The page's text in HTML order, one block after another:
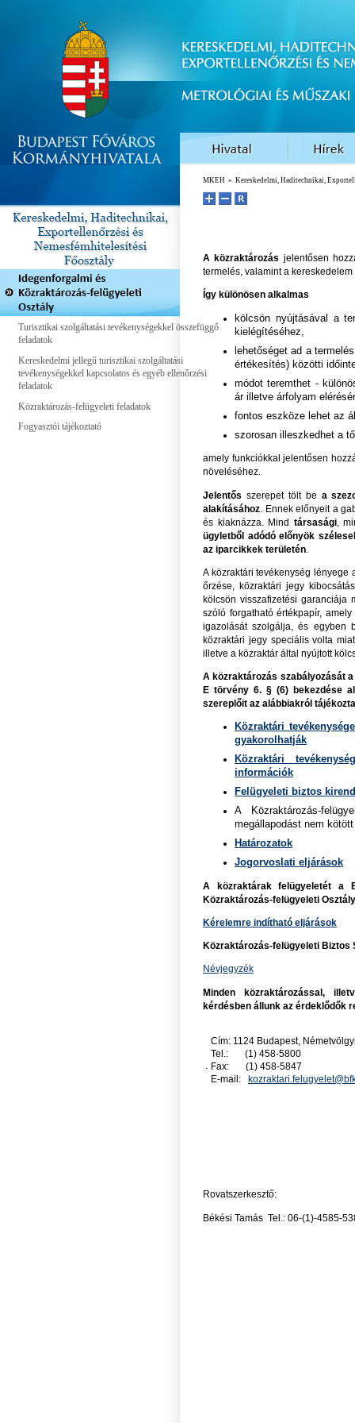
Turisztikai szolgáltatási tevékenységekkel összefüggő
feladatok
Kereskedelmi jellegű turisztikai szolgáltatási
tevékenységekkel kapcsolatos és egyéb ellenőrzési
feladatok
Közraktározás-felügyeleti feladatok
Fogyasztói tájékoztató
MKEH » Kereskedelmi, Haditechnikai,
A közraktározás jelentősen
termelés, valamint a
Így különösen alkalmas
kölcsön nyújtásával a
kielégítéséhez,
lehetőséget ad a
értékesítés) közötti
módot teremthet -
ár illetve árfolyam
fontos eszköze lehet az
szorosan illeszkedhet a
amely funkciókkal jelentősen
növeléséhez.
Jelentős szerepet tölt be a
alakításához . Ennek előnyeit a
és kiaknázza. Mind társasági,
ügyletből adódó előnyök
az iparcikkek területén
A közraktári tevékenység lényege
őrzése, közraktári jegy
kölcsön visszafizetési garanciája
szóló forgatható értékpapír,
igazolását szolgálja, és egyben
közraktári jegy speciális volta
illetve a közraktár által nyújtott
A közraktározás szabályozását
E törvény 6. § (6) bekezdése
szereplőit az alábbiakról
Közraktári
gyakorolhatják
Közraktári
információk
Felügyeleti biztos
A Közraktározás-
megállapodást nem
Határozatok
Jogorvoslati eljárások
A közraktárak felügyeletét a
Közraktározás-felügyeleti
Kérelemre indítható eljárások
Közraktározás-felügyeleti Biztos
Névjegyzék
Minden közraktározással,
kérdésben állunk az érdeklődők
Cím: 1124 Budapest,
Tel.: (1) 458-5800
Fax: (1) 458-5847
E-mail:
Rovatszerkesztő:
Békési Tamás Tel.: 06-(1)-4585-